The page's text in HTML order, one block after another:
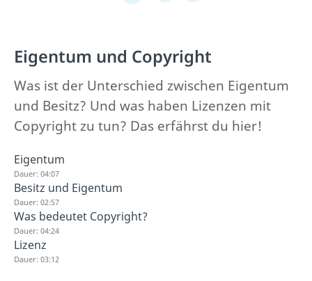
Eigentum und Copyright
Was ist der Unterschied zwischen Eigentum
und Besitz? Und was haben Lizenzen mit
Copyright zu tun? Das erfährst du hier!
Eigentum
Dauer: 04:07
Besitz und Eigentum
Dauer: 02:57
Was bedeutet Copyright?
Dauer: 04:24
Lizenz
Dauer: 03:12